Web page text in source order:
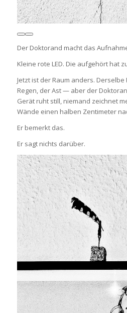
Der Doktorand macht das
Kleine rote LED. Die aufgehört hat
Jetzt ist der Raum anders.
Regen, der Ast — aber der
Gerät ruht still, niemand zeichnet
Wände einen halben Zentimeter
Er bemerkt das.
Er sagt nichts darüber.